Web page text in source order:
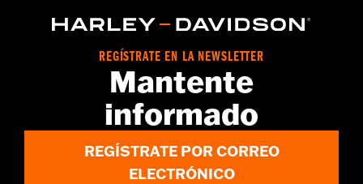
REGÍSTRATE EN LA NEWSLETTER
Mantente
informado
REGÍSTRATE POR CORREO
ELECTRÓNICO